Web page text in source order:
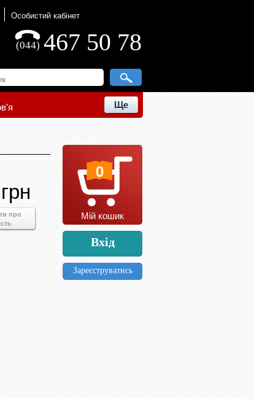
Особистий кабінет
467 50 78
(044)
Ще
про
0
Мій кошик
Вхід
Зареєструватись